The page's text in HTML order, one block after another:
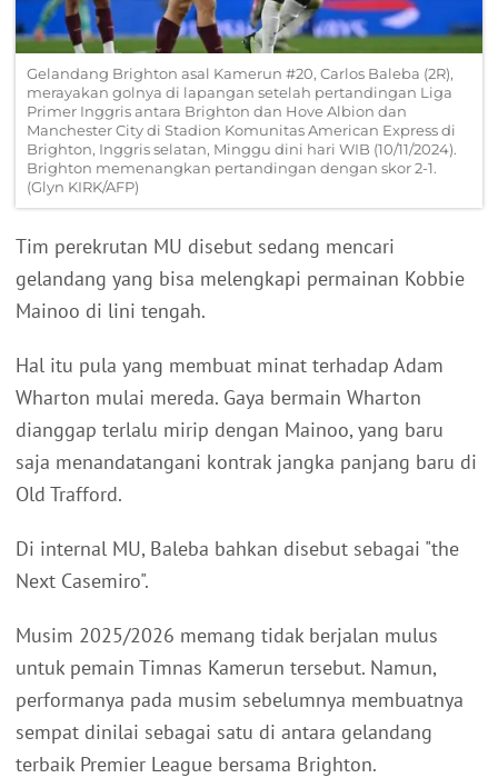
Gelandang Brighton asal Kamerun #20, Carlos Baleba (2R),
merayakan golnya di lapangan setelah pertandingan Liga
Primer Inggris antara Brighton dan Hove Albion dan
Manchester City di Stadion Komunitas American Express di
Brighton, Inggris selatan, Minggu dini hari WIB (10/11/2024).
Brighton memenangkan pertandingan dengan skor 2-1.
(Glyn KIRK/AFP)
Tim perekrutan MU disebut sedang mencari
gelandang yang bisa melengkapi permainan Kobbie
Mainoo di lini tengah.
Hal itu pula yang membuat minat terhadap Adam
Wharton mulai mereda. Gaya bermain Wharton
dianggap terlalu mirip dengan Mainoo, yang baru
saja menandatangani kontrak jangka panjang baru di
Old Trafford.
Di internal MU, Baleba bahkan disebut sebagai "the
Next Casemiro".
Musim 2025/2026 memang tidak berjalan mulus
untuk pemain Timnas Kamerun tersebut. Namun,
performanya pada musim sebelumnya membuatnya
sempat dinilai sebagai satu di antara gelandang
terbaik Premier League bersama Brighton.